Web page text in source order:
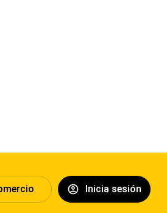
Inicia sesión